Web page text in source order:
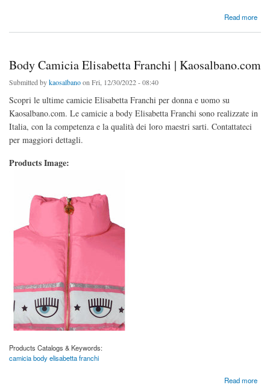
Read more
Body Camicia Elisabetta Franchi | Kaosalbano.com
Submitted bykaosalbanoon Fri, 12/30/2022 - 08:40
Scopri le ultime camicie Elisabetta Franchi per donna e uomo su
Kaosalbano.com. Le camicie a body Elisabetta Franchi sono realizzate in
Italia, con la competenza e la qualità dei loro maestri sarti. Contattateci
per maggiori dettagli.
Products Image:
Products Catalogs & Keywords:
camicia body elisabetta franchi
Read more